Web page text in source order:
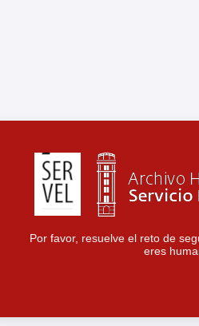
Por favor, resuelve el reto de
eres